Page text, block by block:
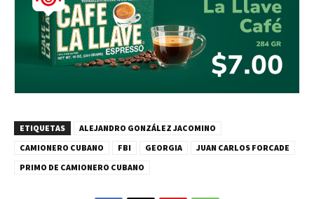
ETIQUETAS
ALEJANDRO GONZÁLEZ JACOMINO
CAMIONERO CUBANO
FBI GEORGIA
JUAN CARLOS FORCADE
PRIMO DE CAMIONERO CUBANO